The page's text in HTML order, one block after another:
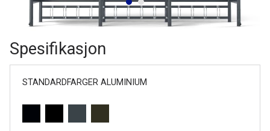
Spesifikasjon
STANDARDFARGER ALUMINIUM